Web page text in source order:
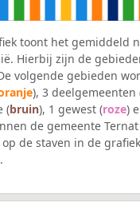
toont het gemiddeld
Hierbij zijn de
volgende gebieden
), 3 deelgemeenten
(bruin), 1 gewest (roze)
de gemeente
de staven in de